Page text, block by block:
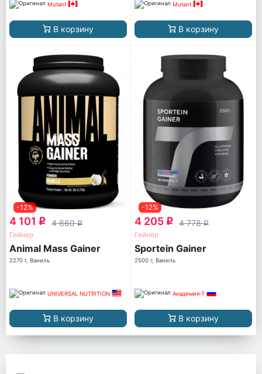
Mutant
В корзину
Mutant
В корзину
-12%
4 101 q 4 660q
Гейнер
Animal Mass Gainer
2270 г, Ваниль
UNIVERSAL NUTRITION
В корзину
-12%
4 205 q 4 778q
Гейнер
Sportein Gainer
2500 г, Ваниль
Академия-Т
В корзину